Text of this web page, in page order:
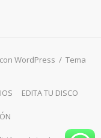
WordPress / Tema
EDITA TU DISCO